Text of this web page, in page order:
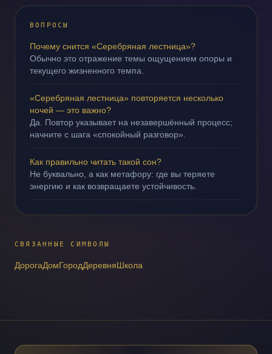
ВОПРОСЫ
Почему снится «Серебряная лестница»?
Обычно это отражение темы ощущением опоры и
текущего жизненного темпа.
«Серебряная лестница» повторяется несколько
ночей — это важно?
Да. Повтор указывает на незавершённый процесс;
начните с шага «спокойный разговор».
Как правильно читать такой сон?
Не буквально, а как метафору: где вы теряете
энергию и как возвращаете устойчивость.
СВЯЗАННЫЕ СИМВОЛЫ
ДорогаДомГородДеревняШкола